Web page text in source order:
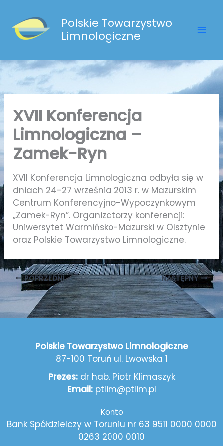
treści
Polskie Towarzystwo
Limnologiczne
XVII Konferencja
Limnologiczna –
Zamek-Ryn
XVII Konferencja Limnologiczna odbyła się w
dniach 24-27 września 2013 r. w Mazurskim
Centrum Konferencyjno-Wypoczynkowym
„Zamek-Ryn”. Organizatorzy konferencji:
Uniwersytet Warmińsko-Mazurski w Olsztynie
oraz Polskie Towarzystwo Limnologiczne.
POPRZEDNI NASTĘPNY
Polskie Towarzystwo Limnologiczne
87-100 Toruń ul. Lwowska 1
Prezes:dr hab. Piotr Klimaszyk
Email:ptlim@ptlim.pl
Konto
Bank Spółdzielczy w Toruniu nr 63 9511 0000 0000
0263 2000 0010